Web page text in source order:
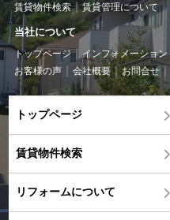
賃貸物件検索 賃貸管理について
当社について
トップページ インフォメーション
お客様の声
会社概要 お問合せ
トップページ
賃貸物件検索
リフォームについて